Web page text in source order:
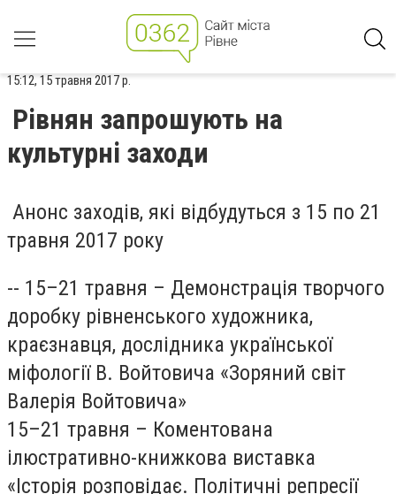
15:12, 15 травня 2017 р.
Рівнян запрошують на
культурні заходи
Анонс заходів, які відбудуться з 15 по 21
травня 2017 року
-- 15–21 травня – Демонстрація творчого
доробку рівненського художника,
краєзнавця, дослідника української
міфології В. Войтовича «Зоряний світ
Валерія Войтовича»
15–21 травня – Коментована
ілюстративно-книжкова виставка
«Історія розповідає. Політичні репресії